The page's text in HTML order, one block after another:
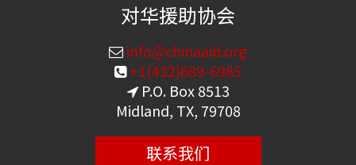
对华援助协会
info@chinaaid.org
+1(432)689-6985
P.O. Box 8513
Midland, TX, 79708
联系我们